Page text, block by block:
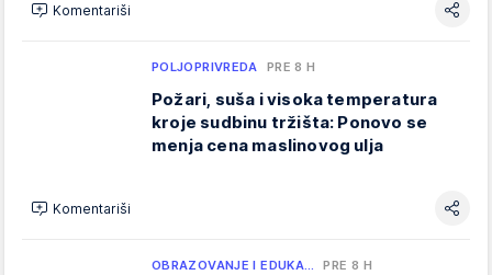
Komentariši
POLJOPRIVREDA PRE 8 H
Požari, suša i visoka temperatura
kroje sudbinu tržišta: Ponovo se
menja cena maslinovog ulja
Komentariši
OBRAZOVANJE I EDUKA… PRE 8 H